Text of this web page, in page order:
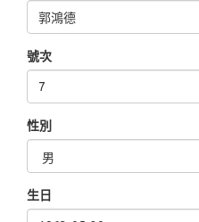
號次
性別
生日